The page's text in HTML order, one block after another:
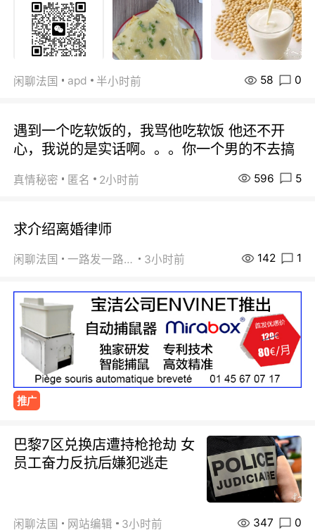
闲聊法国 apd 半小时前 58 0
遇到一个吃软饭的，我骂他吃软饭 他还不开
心，我说的是实话啊。。。你一个男的不去搞
真情秘密 匿名 2小时前 596 5
求介绍离婚律师
闲聊法国 一路发一路发 3小时前 142 1
推广
巴黎7区兑换店遭持枪抢劫 女
员工奋力反抗后嫌犯逃走
闲聊法国 网站编辑 3小时前 347 0